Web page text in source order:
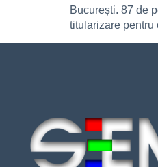
București. 87 de
titularizare